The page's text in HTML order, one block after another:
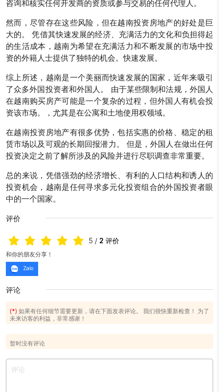
咨询和核实任何开发商的资质或参与交易的任何代理人。
然而，尽管存在这些风险，但在越南投资房地产的好处是巨
大的。 凭借其快速发展的经济、充满活力的文化和负担得起
的生活成本，越南为希望在充满活力和不断发展的市场中投
资的外籍人士提供了独特的机会。快速发展。
综上所述，越南是一个美丽而快速发展的国家，近年来吸引
了众多外国投资者和外国人。 由于某些限制和法规，外国人
在越南购买房产可能是一个复杂的过程，但外国人有机会投
资该市场。，尤其是在公寓和土地使用权领域。
在越南投资房地产有很多优势，包括实惠的价格、稳定的租
赁市场以及可观的长期回报潜力。 但是，外国人在做出任何
投资决定之前了解所涉及的风险并进行尽职调查非常重要。
总的来说，凭借强劲的经济增长、有利的人口结构和诱人的
投资机会，越南是任何寻求多元化投资组合的外国投资者眼
中的一个国家。
评价
5 / 2 评价
和你的朋友分享！
Zalo
评论
(*) 如果有任何细节需要更新，请在下面发表评论。 我们很快重新检查！ 为了
未来访客的利益，非常感谢！
暂时没有评论